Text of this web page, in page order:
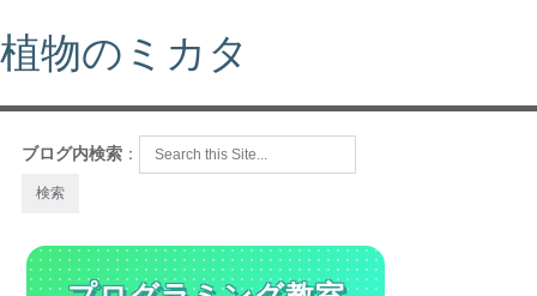
植物のミカタ
ブログ内検索 ：